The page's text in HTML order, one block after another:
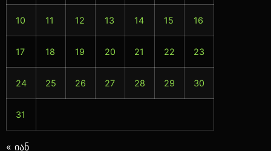
10 11 12 13 14 15 16
17 18 19 20 21 22 23
24 25 26 27 28 29 30
31
« იან